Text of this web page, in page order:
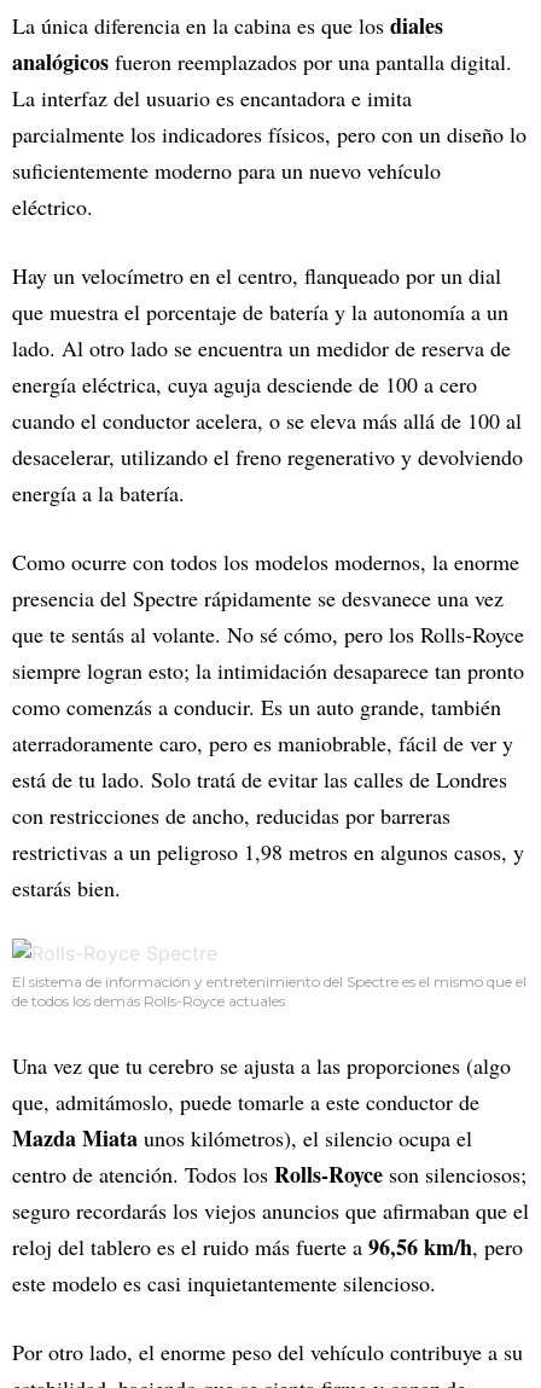
La única diferencia en la cabina es que los diales
analógicos fueron reemplazados por una pantalla digital.
La interfaz del usuario es encantadora e imita
parcialmente los indicadores físicos, pero con un diseño lo
suficientemente moderno para un nuevo vehículo
eléctrico.
Hay un velocímetro en el centro, flanqueado por un dial
que muestra el porcentaje de batería y la autonomía a un
lado. Al otro lado se encuentra un medidor de reserva de
energía eléctrica, cuya aguja desciende de 100 a cero
cuando el conductor acelera, o se eleva más allá de 100 al
desacelerar, utilizando el freno regenerativo y devolviendo
energía a la batería.
Como ocurre con todos los modelos modernos, la enorme
presencia del Spectre rápidamente se desvanece una vez
que te sentás al volante. No sé cómo, pero los Rolls-Royce
siempre logran esto; la intimidación desaparece tan pronto
como comenzás a conducir. Es un auto grande, también
aterradoramente caro, pero es maniobrable, fácil de ver y
está de tu lado. Solo tratá de evitar las calles de Londres
con restricciones de ancho, reducidas por barreras
restrictivas a un peligroso 1,98 metros en algunos casos, y
estarás bien.
El sistema de información y entretenimiento del Spectre es el mismo que el
de todos los demás Rolls-Royce actuales.
Una vez que tu cerebro se ajusta a las proporciones (algo
que, admitámoslo, puede tomarle a este conductor de
Mazda Miata unos kilómetros), el silencio ocupa el
centro de atención. Todos los Rolls-Royce son silenciosos;
seguro recordarás los viejos anuncios que afirmaban que el
reloj del tablero es el ruido más fuerte a 96,56 km/h, pero
este modelo es casi inquietantemente silencioso.
Por otro lado, el enorme peso del vehículo contribuye a su